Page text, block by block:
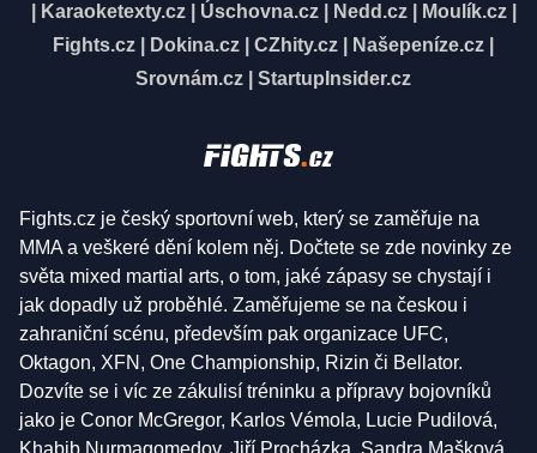
Karaoketexty.cz| Úschovna.cz| Nedd.cz| Moulík.cz|
Fights.cz
Dokina.cz CZhity.cz Našepeníze.cz
Srovnám.cz
StartupInsider.cz
Fights.cz je český sportovní web, který se zaměřuje na
MMA a veškeré dění kolem něj. Dočtete se zde novinky ze
světa mixed martial arts, o tom, jaké zápasy se chystají i
jak dopadly už proběhlé. Zaměřujeme se na českou i
zahraniční scénu, především pak organizace UFC,
Oktagon, XFN, One Championship, Rizin či Bellator.
Dozvíte se i víc ze zákulisí tréninku a přípravy bojovníků
jako je Conor McGregor, Karlos Vémola, Lucie Pudilová,
Khabib Nurmagomedov, Jiří Procházka, Sandra Mašková